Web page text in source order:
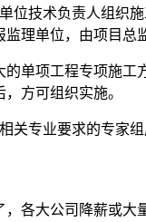
位技术负责人组织
理单位，由项目总
单项工程专项施
方可组织实施。
关专业要求的专家
各大公司降薪或